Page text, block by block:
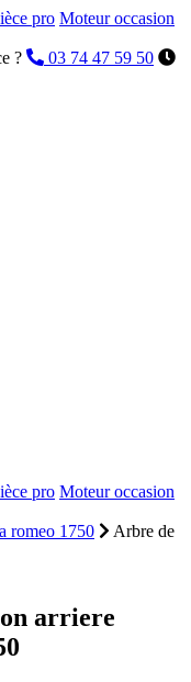
pro Moteur occasion
?
03 74 47 59 50
pro Moteur occasion
romeo 1750
Arbre de
arriere